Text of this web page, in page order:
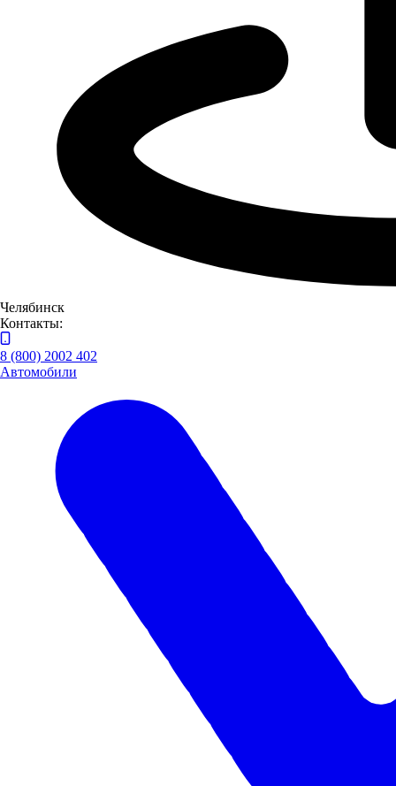
Челябинск
Контакты:
8 (800) 2002 402
Автомобили